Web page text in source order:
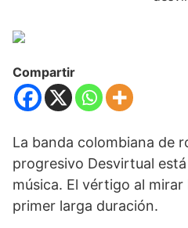
Compartir
La banda colombiana de
progresivo Desvirtual
música. El vértigo al
primer larga duración.